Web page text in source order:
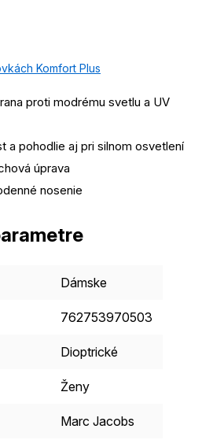
Komfort Plus
proti modrému svetlu a UV
a pohodlie aj pri silnom osvetlení
úprava
nosenie
Dámske
762753970503
Dioptrické
Ženy
Marc Jacobs